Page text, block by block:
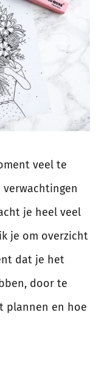
veel te
je heel veel
je om overzicht
dat je het
door te
plannen en hoe